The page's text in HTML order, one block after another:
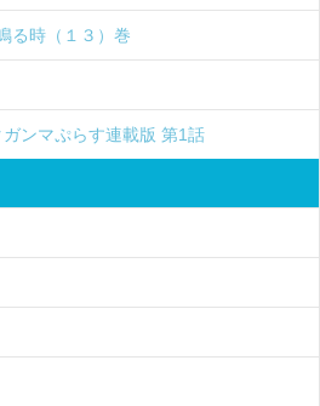
る時（１３）巻
ンマぷらす連載版 第1話